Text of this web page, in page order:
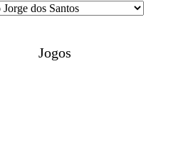
Jogos